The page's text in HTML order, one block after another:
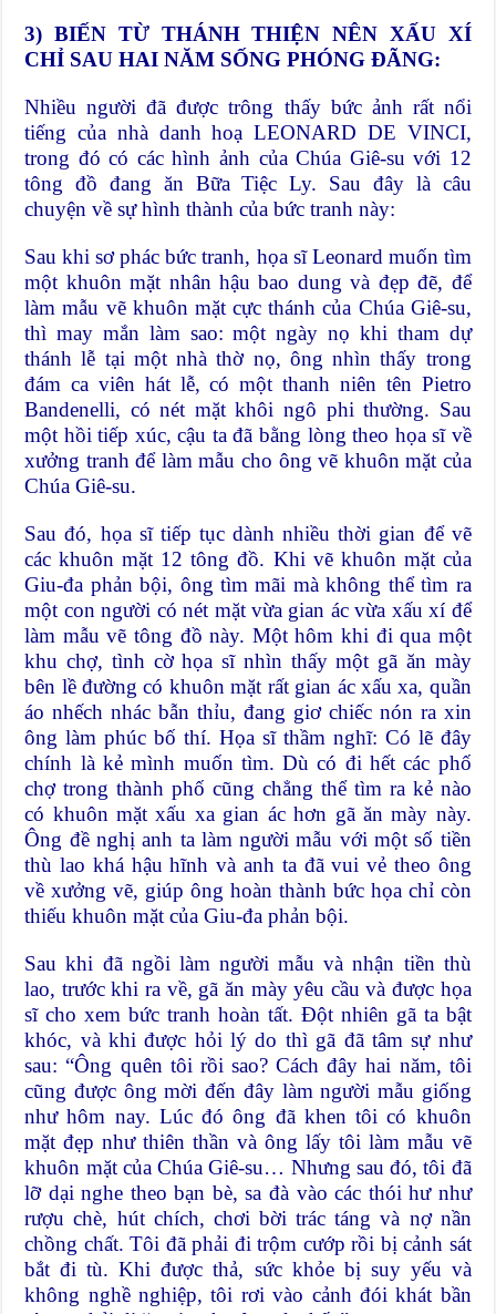
3) BIẾN TỪ THÁNH THIỆN NÊN XẤU XÍ
CHỈ SAU HAI NĂM SỐNG PHÓNG ĐÃNG:
Nhiều người đã được trông thấy bức ảnh rất nổi
tiếng của nhà danh hoạ LEONARD DE VINCI,
trong đó có các hình ảnh của Chúa Giê-su với 12
tông đồ đang ăn Bữa Tiệc Ly. Sau đây là câu
chuyện về sự hình thành của bức tranh này:
Sau khi sơ phác bức tranh, họa sĩ Leonard muốn tìm
một khuôn mặt nhân hậu bao dung và đẹp đẽ, để
làm mẫu vẽ khuôn mặt cực thánh của Chúa Giê-su,
thì may mắn làm sao: một ngày nọ khi tham dự
thánh lễ tại một nhà thờ nọ, ông nhìn thấy trong
đám ca viên hát lễ, có một thanh niên tên Pietro
Bandenelli, có nét mặt khôi ngô phi thường. Sau
một hồi tiếp xúc, cậu ta đã bằng lòng theo họa sĩ về
xưởng tranh để làm mẫu cho ông vẽ khuôn mặt của
Chúa Giê-su.
Sau đó, họa sĩ tiếp tục dành nhiều thời gian để vẽ
các khuôn mặt 12 tông đồ. Khi vẽ khuôn mặt của
Giu-đa phản bội, ông tìm mãi mà không thể tìm ra
một con người có nét mặt vừa gian ác vừa xấu xí để
làm mẫu vẽ tông đồ này. Một hôm khi đi qua một
khu chợ, tình cờ họa sĩ nhìn thấy một gã ăn mày
bên lề đường có khuôn mặt rất gian ác xấu xa, quần
áo nhếch nhác bẫn thỉu, đang giơ chiếc nón ra xin
ông làm phúc bố thí. Họa sĩ thầm nghĩ: Có lẽ đây
chính là kẻ mình muốn tìm. Dù có đi hết các phố
chợ trong thành phố cũng chẳng thể tìm ra kẻ nào
có khuôn mặt xấu xa gian ác hơn gã ăn mày này.
Ông đề nghị anh ta làm người mẫu với một số tiền
thù lao khá hậu hĩnh và anh ta đã vui vẻ theo ông
về xưởng vẽ, giúp ông hoàn thành bức họa chỉ còn
thiếu khuôn mặt của Giu-đa phản bội.
Sau khi đã ngồi làm người mẫu và nhận tiền thù
lao, trước khi ra về, gã ăn mày yêu cầu và được họa
sĩ cho xem bức tranh hoàn tất. Đột nhiên gã ta bật
khóc, và khi được hỏi lý do thì gã đã tâm sự như
sau: “Ông quên tôi rồi sao? Cách đây hai năm, tôi
cũng được ông mời đến đây làm người mẫu giống
như hôm nay. Lúc đó ông đã khen tôi có khuôn
mặt đẹp như thiên thần và ông lấy tôi làm mẫu vẽ
khuôn mặt của Chúa Giê-su… Nhưng sau đó, tôi đã
lỡ dại nghe theo bạn bè, sa đà vào các thói hư như
rượu chè, hút chích, chơi bời trác táng và nợ nần
chồng chất. Tôi đã phải đi trộm cướp rồi bị cảnh sát
bắt đi tù. Khi được thả, sức khỏe bị suy yếu và
không nghề nghiệp, tôi rơi vào cảnh đói khát bần